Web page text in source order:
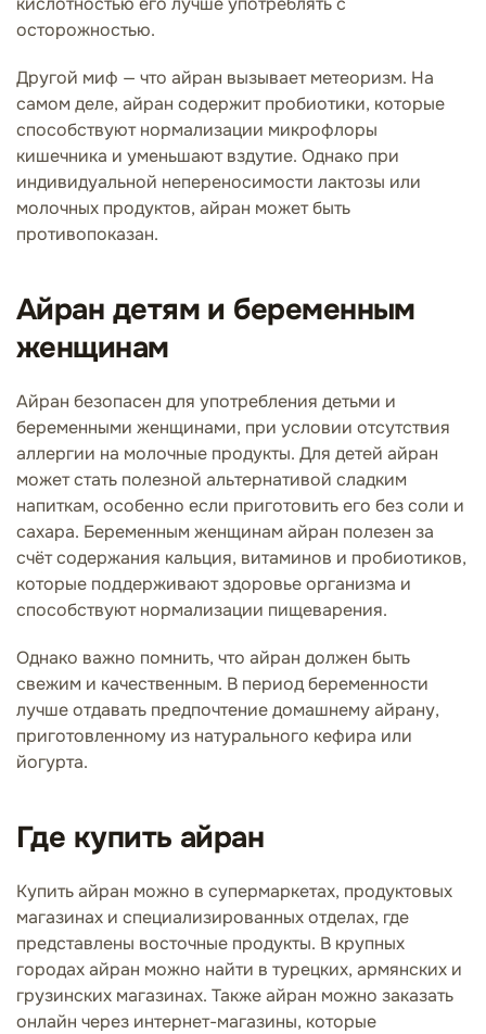
осторожностью.
Другой миф — что айран вызывает метеоризм. На
самом деле, айран содержит пробиотики, которые
способствуют нормализации микрофлоры
кишечника и уменьшают вздутие. Однако при
индивидуальной непереносимости лактозы или
молочных продуктов, айран может быть
противопоказан.
Айран детям и беременным
женщинам
Айран безопасен для употребления детьми и
беременными женщинами, при условии отсутствия
аллергии на молочные продукты. Для детей айран
может стать полезной альтернативой сладким
напиткам, особенно если приготовить его без соли и
сахара. Беременным женщинам айран полезен за
счёт содержания кальция, витаминов и пробиотиков,
которые поддерживают здоровье организма и
способствуют нормализации пищеварения.
Однако важно помнить, что айран должен быть
свежим и качественным. В период беременности
лучше отдавать предпочтение домашнему айрану,
приготовленному из натурального кефира или
йогурта.
Где купить айран
Купить айран можно в супермаркетах, продуктовых
магазинах и специализированных отделах, где
представлены восточные продукты. В крупных
городах айран можно найти в турецких, армянских и
грузинских магазинах. Также айран можно заказать
онлайн через интернет-магазины, которые